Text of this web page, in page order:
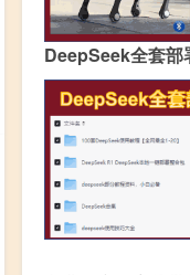
DeepSeek全套部